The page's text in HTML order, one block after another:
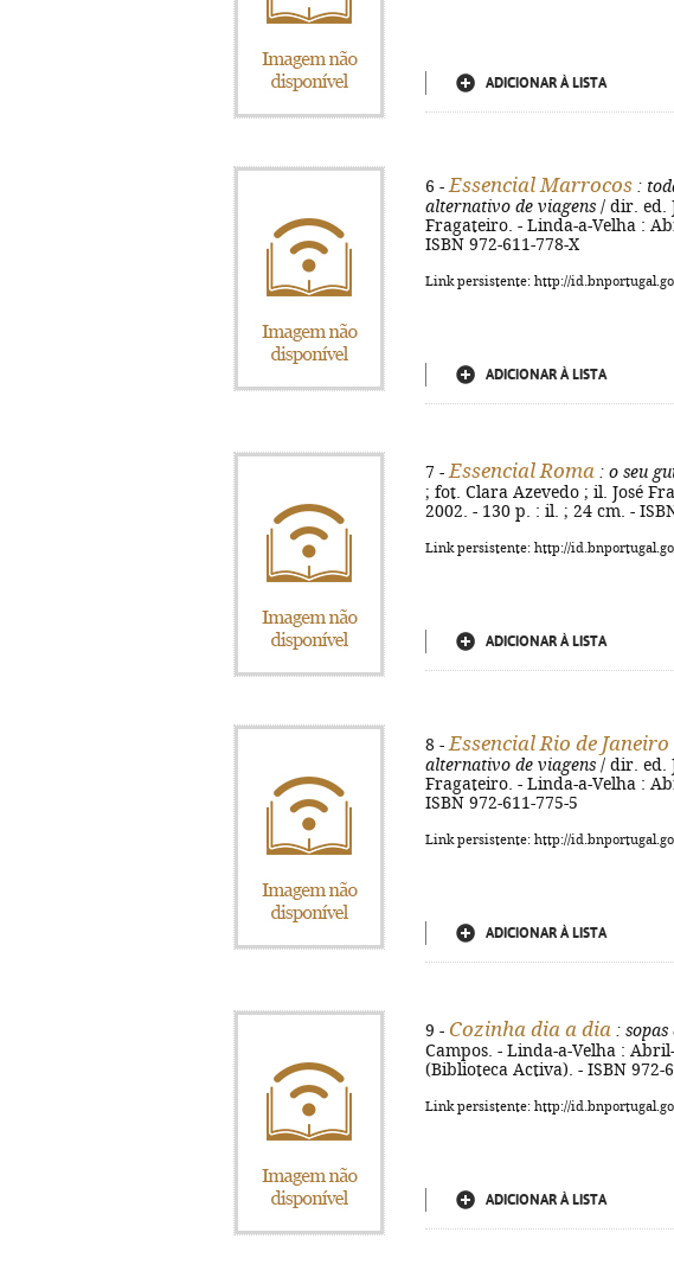
ADICIONAR À LISTA
6 - Essencial Marrocos :
alternativo de viagens / dir. ed.
Fragateiro. - Linda-a-Velha :
ISBN 972-611-778-X
Link persistente: http://
ADICIONAR À LISTA
7 - Essencial Roma : o seu
; fot. Clara Azevedo ; il. José
2002. - 130 p. : il. ; 24 cm. -
Link persistente: http://
ADICIONAR À LISTA
8 - Essencial Rio de Janeiro
alternativo de viagens / dir. ed.
Fragateiro. - Linda-a-Velha :
ISBN 972-611-775-5
Link persistente: http://
ADICIONAR À LISTA
9 - Cozinha dia a dia : sopas
Campos. - Linda-a-Velha :
(Biblioteca Activa). - ISBN 972-
Link persistente: http://
ADICIONAR À LISTA